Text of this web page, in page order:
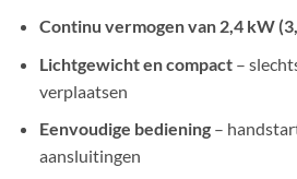
Continu vermogen van 2,4 kW
Lichtgewicht en compact–
verplaatsen
Eenvoudige bediening–
aansluitingen